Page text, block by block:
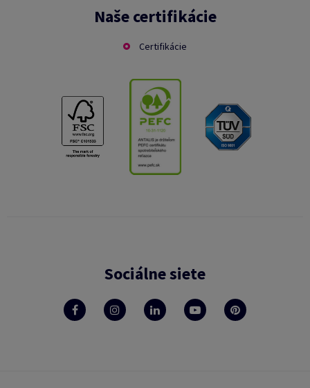
Naše certifikácie
Certifikácie
Sociálne siete